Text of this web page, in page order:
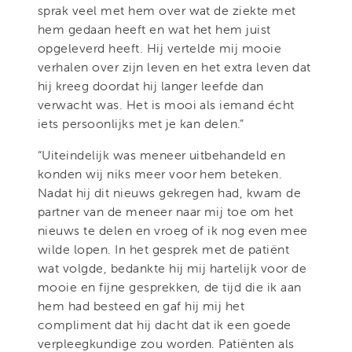
sprak veel met hem over wat de ziekte met
hem gedaan heeft en wat het hem juist
opgeleverd heeft. Hij vertelde mij mooie
verhalen over zijn leven en het extra leven dat
hij kreeg doordat hij langer leefde dan
verwacht was. Het is mooi als iemand écht
iets persoonlijks met je kan delen.”
“Uiteindelijk was meneer uitbehandeld en
konden wij niks meer voor hem beteken.
Nadat hij dit nieuws gekregen had, kwam de
partner van de meneer naar mij toe om het
nieuws te delen en vroeg of ik nog even mee
wilde lopen. In het gesprek met de patiënt
wat volgde, bedankte hij mij hartelijk voor de
mooie en fijne gesprekken, de tijd die ik aan
hem had besteed en gaf hij mij het
compliment dat hij dacht dat ik een goede
verpleegkundige zou worden. Patiënten als